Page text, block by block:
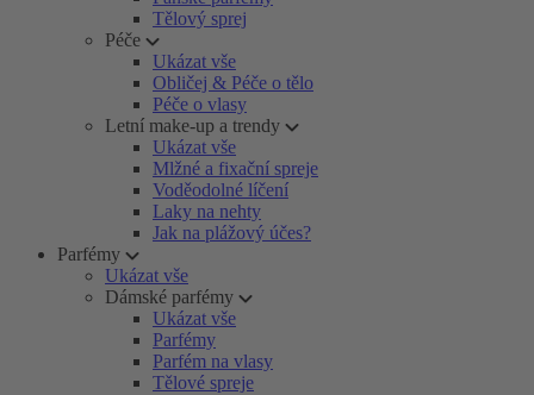
Tělový sprej
Péče
Ukázat vše
Obličej & Péče o tělo
Péče o vlasy
Letní make-up a trendy
Ukázat vše
Mlžné a fixační spreje
Voděodolné líčení
Laky na nehty
Jak na plážový účes?
Parfémy
Ukázat vše
Dámské parfémy
Ukázat vše
Parfémy
Parfém na vlasy
Tělové spreje